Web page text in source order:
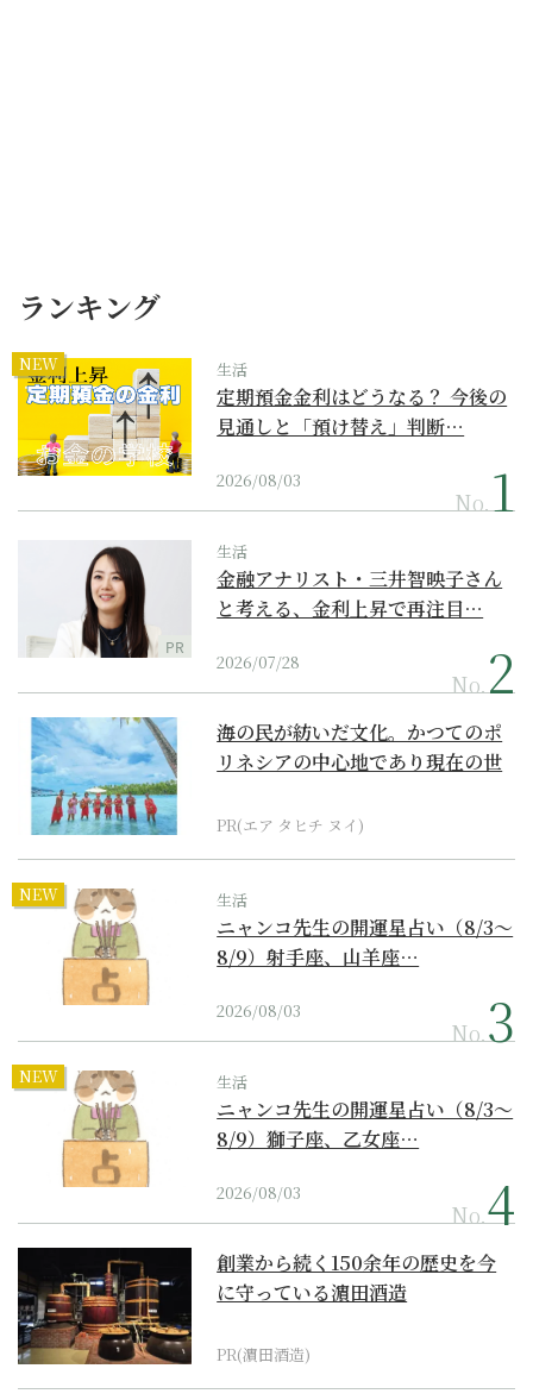
ランキング
NEW 生活
定期預金金利はどうなる？ 今後の
見通しと「預け替え」判断…
2026/08/03
No.
PR
生活
金融アナリスト・三井智映子さん
と考える、金利上昇で再注目…
2026/07/28
No.
海の民が紡いだ文化。かつてのポ
リネシアの中心地であり現在の世
PR(エア タヒチ ヌイ)
NEW 生活
ニャンコ先生の開運星占い（8/3～
8/9）射手座、山羊座…
2026/08/03
No.
NEW 生活
ニャンコ先生の開運星占い（8/3～
8/9）獅子座、乙女座…
2026/08/03
No.
創業から続く150余年の歴史を今
に守っている濵田酒造
PR(濵田酒造)